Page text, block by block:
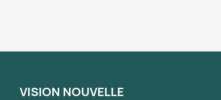
VISION NOUVELLE